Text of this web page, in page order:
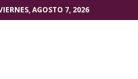
AGOSTO 7, 2026